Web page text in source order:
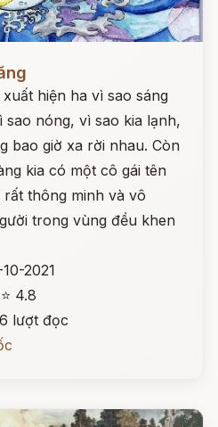
hiện ha vì sao sáng
nóng, vì sao kia lạnh,
bao giờ xa rời nhau. Còn
kia có một cô gái tên
rất thông minh và vô
trong vùng đều khen
2021
⭐ 4.8
lượt đọc